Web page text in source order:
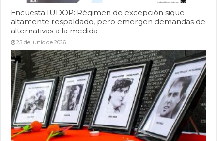
Encuesta IUDOP: Régimen de excepción sigue
altamente respaldado, pero emergen demandas de
alternativas a la medida
25 de junio de 2026